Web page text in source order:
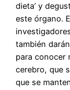
dieta’ y
este órgano.
también
para conocer
cerebro, que
que se